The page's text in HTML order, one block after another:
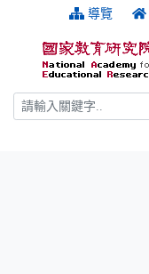
跳到主要內容 導覽
搜尋